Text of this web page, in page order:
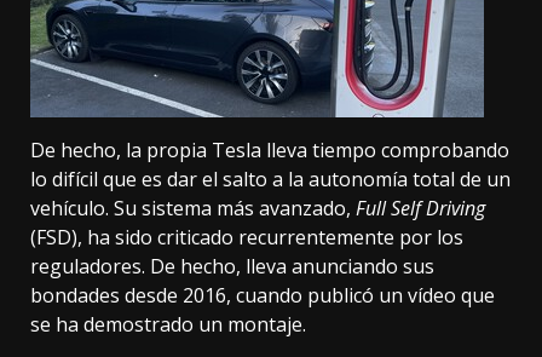
De hecho, la propia Tesla lleva tiempo comprobando
lo difícil que es dar el salto a la autonomía total de un
vehículo. Su sistema más avanzado, Full Self Driving
(FSD), ha sido criticado recurrentemente por los
reguladores. De hecho, lleva anunciando sus
bondades desde 2016, cuando publicó un vídeo que
se ha demostrado un montaje.